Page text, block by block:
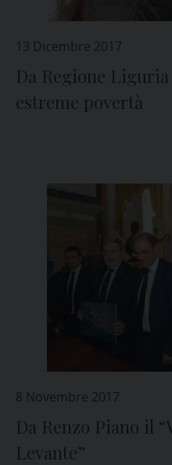
13 Dicembre 2017
Da Regione
estreme povertà
8 Novembre 2017
Da Renzo Piano il
Levante”